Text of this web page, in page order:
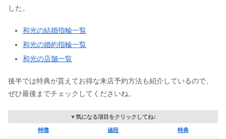
した。
和光の結婚指輪一覧
和光の婚約指輪一覧
和光の店舗一覧
後半では特典が貰えてお得な来店予約方法も紹介しているので、
ぜひ最後までチェックしてくださいね。
▼気になる項目をクリックしてね♪
特徴 値段 特典